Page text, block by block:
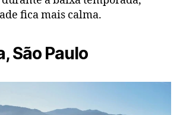
fica mais calma.
São Paulo